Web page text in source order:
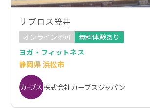
リブロス笠井
オンライン不可
無料体験あり
ヨガ・フィットネス
静岡県 浜松市
株式会社カーブスジャパン